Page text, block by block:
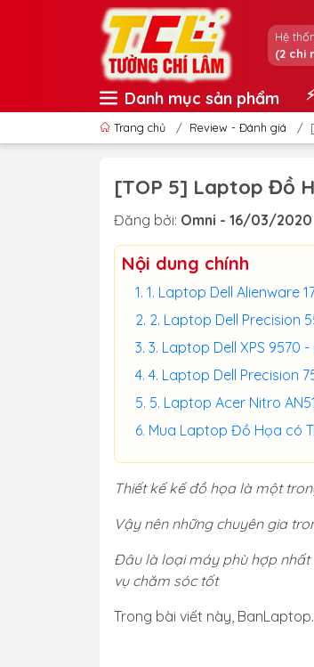
Hệ
(2 chi
Danh mục sản phẩm
Trang chủ / Review - Đánh giá /
[TOP 5] Laptop Đồ
Đăng bởi: Omni - 16/03/2020
Nội dung chính
1. Laptop Dell Alienware
2. Laptop Dell Precision
3. Laptop Dell XPS 9570
4. Laptop Dell Precision
5. Laptop Acer Nitro
Mua Laptop Đồ Họa có
Thiết kế kế đồ họa là một
Vậy nên những chuyên gia
Đâu là loại máy phù hợp nhất
vụ chăm sóc tốt
Trong bài viết này,